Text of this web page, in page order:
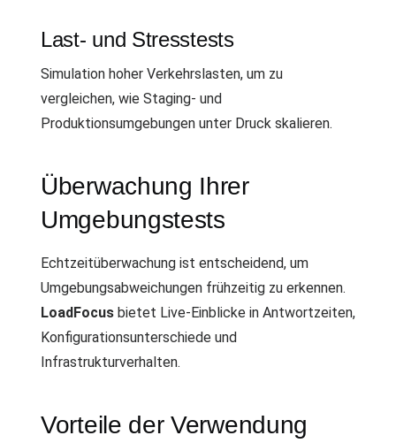
Last- und Stresstests
Simulation hoher Verkehrslasten, um zu
vergleichen, wie Staging- und
Produktionsumgebungen unter Druck skalieren.
Überwachung Ihrer
Umgebungstests
Echtzeitüberwachung ist entscheidend, um
Umgebungsabweichungen frühzeitig zu erkennen.
LoadFocus bietet Live-Einblicke in Antwortzeiten,
Konfigurationsunterschiede und
Infrastrukturverhalten.
Vorteile der Verwendung